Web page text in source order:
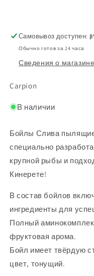
Самовывоз доступен:
Обычно готов за 24 часа
Сведения о магазине
Carpion
В наличии
Бойлы Слива
специально
крупной рыбы и
Кинерете!
В состав бойлов
ингредиенты для
Полный
фруктовая арома.
Бойл имеет твёрдую
цвет, тонущий.